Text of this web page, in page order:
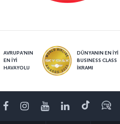
AVRUPA’NIN
EN İYİ
HAVAYOLU
DÜNYANIN EN İYİ
BUSINESS CLASS
İKRAMI
FacebookInstagram
YoutubeLinkedIn
Tiktok